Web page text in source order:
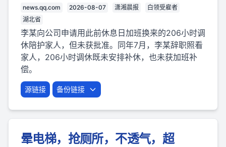
news.qq.com 2026-08-07 潇湘晨报
白领受雇者
湖北省
李某向公司申请用此前休息日加班换来的206小时调
休陪护家人，但未获批准。同年7月，李某辞职照看
家人，206小时调休既未安排补休，也未获加班补
偿。
源链接 备份链接
晕电梯，抢厕所，不透气，超